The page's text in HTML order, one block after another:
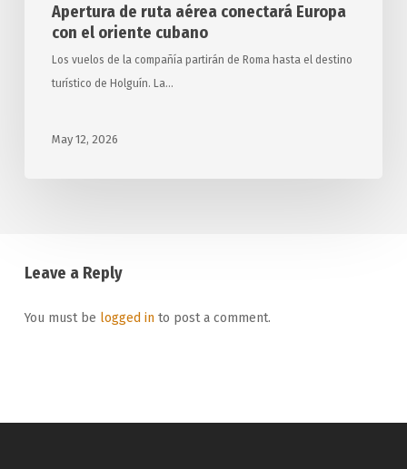
Apertura de ruta aérea conectará Europa
con el oriente cubano
Los vuelos de la compañía partirán de Roma hasta el destino
turístico de Holguín. La…
May 12, 2026
Leave a Reply
You must be logged into post a comment.